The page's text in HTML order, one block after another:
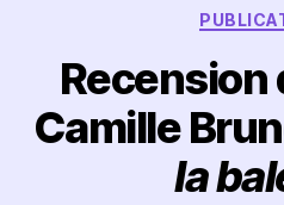
Recension
Camille
la